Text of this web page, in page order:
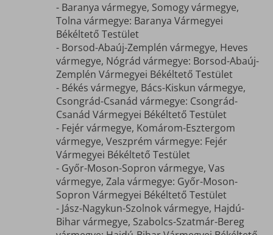
- Baranya vármegye, Somogy vármegye,
Tolna vármegye: Baranya Vármegyei
Békéltető Testület
- Borsod-Abaúj-Zemplén vármegye, Heves
vármegye, Nógrád vármegye: Borsod-Abaúj-
Zemplén Vármegyei Békéltető Testület
- Békés vármegye, Bács-Kiskun vármegye,
Csongrád-Csanád vármegye: Csongrád-
Csanád Vármegyei Békéltető Testület
- Fejér vármegye, Komárom-Esztergom
vármegye, Veszprém vármegye: Fejér
Vármegyei Békéltető Testület
- Győr-Moson-Sopron vármegye, Vas
vármegye, Zala vármegye: Győr-Moson-
Sopron Vármegyei Békéltető Testület
- Jász-Nagykun-Szolnok vármegye, Hajdú-
Bihar vármegye, Szabolcs-Szatmár-Bereg